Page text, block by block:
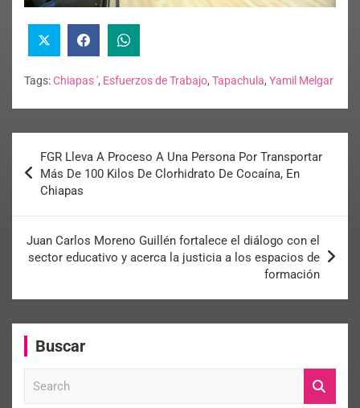
Tags:Chiapas ', Esfuerzos de Trabajo, Tapachula, Yamil Melgar
FGR Lleva A Proceso A Una Persona Por Transportar
Más De 100 Kilos De Clorhidrato De Cocaína, En
Chiapas
Juan Carlos Moreno Guillén fortalece el diálogo con el
sector educativo y acerca la justicia a los espacios de
formación
Buscar